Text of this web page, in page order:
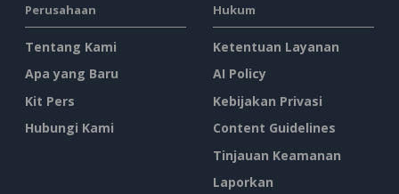
Perusahaan
Tentang Kami
Apa yang Baru
Kit Pers
Hubungi Kami
Hukum
Ketentuan Layanan
AI Policy
Kebijakan Privasi
Content Guidelines
Tinjauan Keamanan
Laporkan